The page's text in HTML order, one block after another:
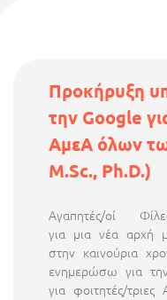
Προκήρυξη
την Google
ΑμεΑ όλων
M.Sc., Ph.D.)
Αγαπητές/οί
για μια νέα αρχή
στην καινούρια
ενημερώσω για
για φοιτητές/τριες